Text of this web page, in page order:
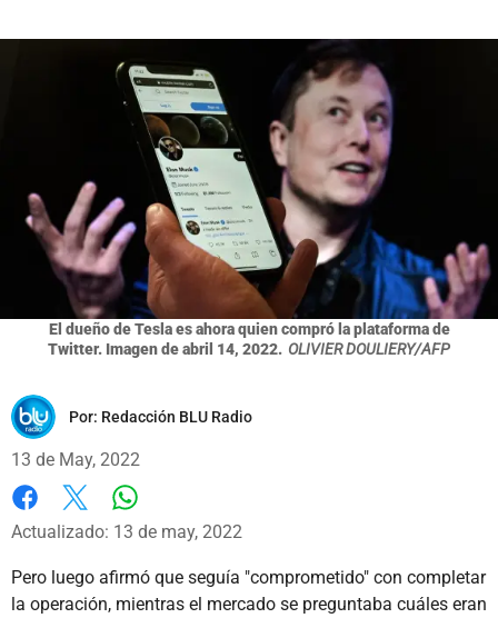
El dueño de Tesla es ahora quien compró la plataforma de
Twitter. Imagen de abril 14, 2022. OLIVIER DOULIERY/AFP
Por: Redacción BLU Radio
13 de May, 2022
Facebook
X
Actualizado: 13 de may, 2022
Pero luego afirmó que seguía "comprometido" con completar
la operación, mientras el mercado se preguntaba cuáles eran